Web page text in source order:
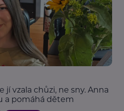
jí vzala chůzi, ne sny. Anna
a pomáhá dětem